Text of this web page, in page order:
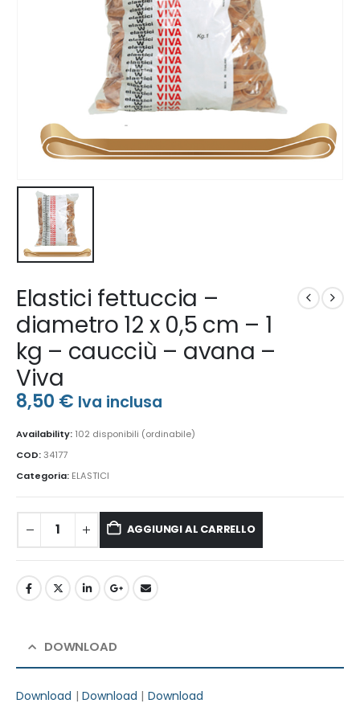
Elastici fettuccia –
diametro 12 x 0,5 cm – 1
kg – caucciù – avana –
Viva
8,50 € Iva inclusa
Availability: 102 disponibili (ordinabile)
COD:34177
Categoria: ELASTICI
AGGIUNGI AL CARRELLO
DOWNLOAD
Download | Download | Download